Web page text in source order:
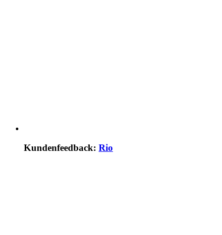
Kundenfeedback: Rio